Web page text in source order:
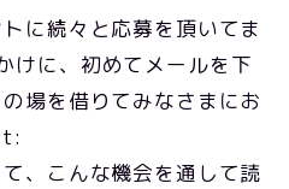
に続々と応募を頂いてま
に、初めてメールを下
場を借りてみなさまにお
、こんな機会を通して読